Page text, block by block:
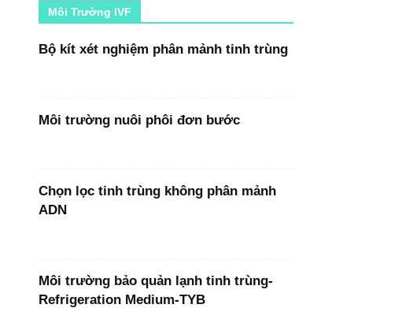
Môi Trường IVF
Bộ kít xét nghiệm phân mảnh tinh trùng
Môi trường nuôi phôi đơn bước
Chọn lọc tinh trùng không phân mảnh
ADN
Môi trường bảo quản lạnh tinh trùng-
Refrigeration Medium-TYB